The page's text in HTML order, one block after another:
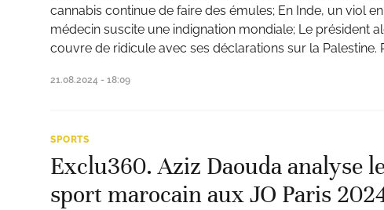
cannabis continue de faire des émules; En Inde, un viol
médecin suscite une indignation mondiale; Le président
couvre de ridicule avec ses déclarations sur la Palestine.
21.08.2024 - 18:09
SPORTS
Exclu360. Aziz Daouda analyse
sport marocain aux JO Paris